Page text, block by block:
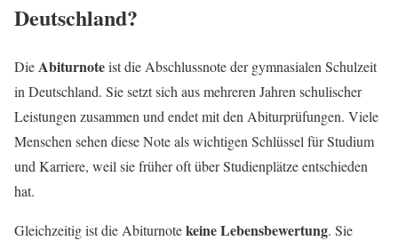
Deutschland?
DieAbiturnoteist die Abschlussnote der gymnasialen Schulzeit
in Deutschland. Sie setzt sich aus mehreren Jahren schulischer
Leistungen zusammen und endet mit den Abiturprüfungen. Viele
Menschen sehen diese Note als wichtigen Schlüssel für Studium
und Karriere, weil sie früher oft über Studienplätze entschieden
hat.
Gleichzeitig ist die Abiturnotekeine Lebensbewertung. Sie